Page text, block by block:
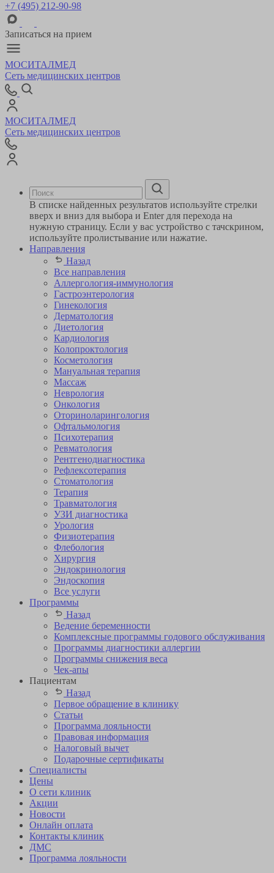
+7 (495) 212-90-98
Записаться на прием
МОСИТАЛМЕД
Сеть медицинских центров
МОСИТАЛМЕД
Сеть медицинских центров
В списке найденных результатов используйте стрелки
вверх и вниз для выбора и Enter для перехода на
нужную страницу. Если у вас устройство с тачскрином,
используйте пролистывание или нажатие.
Направления
Назад
Все направления
Аллергология-иммунология
Гастроэнтерология
Гинекология
Дерматология
Диетология
Кардиология
Коло­проктология
Косметология
Мануальная терапия
Массаж
Неврология
Онкология
Оторино­ларингология
Офтальмология
Психотерапия
Ревматология
Рентгенодиагностика
Рефлексотерапия
Стоматология
Терапия
Травматология
УЗИ диагностика
Урология
Физиотерапия
Флебология
Хирургия
Эндокринология
Эндоскопия
Все услуги
Программы
Назад
Ведение беременности
Комплексные программы годового обслуживания
Программы диагностики аллергии
Программы снижения веса
Чек-апы
Пациентам
Назад
Первое обращение в клинику
Статьи
Программа лояльности
Правовая информация
Налоговый вычет
Подарочные сертификаты
Специалисты
Цены
О сети клиник
Акции
Новости
Онлайн оплата
Контакты клиник
ДМС
Программа лояльности